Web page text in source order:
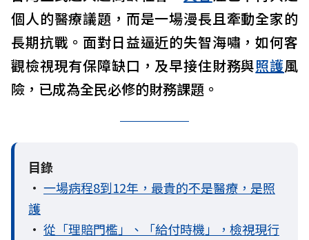
個人的醫療議題，而是一場漫長且牽動全家的
長期抗戰。面對日益逼近的失智海嘯，如何客
觀檢視現有保障缺口，及早接住財務與照護風
險，已成為全民必修的財務課題。
目錄
• 一場病程8到12年，最貴的不是醫療，是照
護
• 從「理賠門檻」、「給付時機」，檢視現行